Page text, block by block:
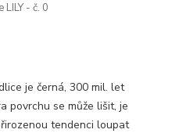
- č. 0
je černá, 300 mil. let
povrchu se může lišit, je
tendenci loupat